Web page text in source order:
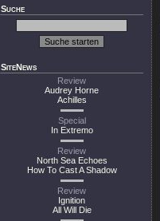
Suche
SiteNews
Review
Audrey Horne
Achilles
Special
In Extremo
Review
North Sea Echoes
How To Cast A Shadow
Review
Ignition
All Will Die